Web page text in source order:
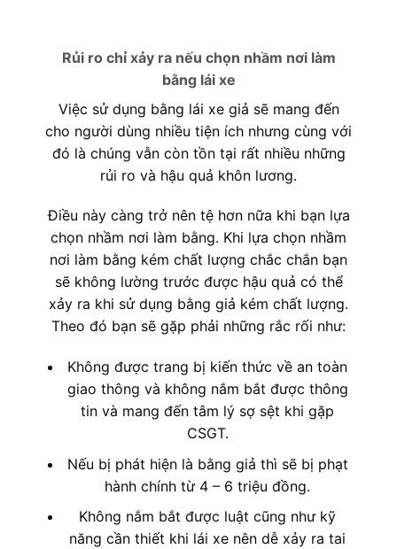
Rủi ro chỉ xảy ra nếu chọn nhầm nơi làm
bằng lái xe
Việc sử dụng bằng lái xe giả sẽ mang đến
cho người dùng nhiều tiện ích nhưng cùng với
đó là chúng vẫn còn tồn tại rất nhiều những
rủi ro và hậu quả khôn lương.
Điều này càng trở nên tệ hơn nữa khi bạn lựa
chọn nhầm nơi làm bằng. Khi lựa chọn nhầm
nơi làm bằng kém chất lượng chắc chắn bạn
sẽ không lường trước được hậu quả có thể
xảy ra khi sử dụng bằng giả kém chất lượng.
Theo đó bạn sẽ gặp phải những rắc rối như:
Không được trang bị kiến thức về an toàn
giao thông và không nắm bắt được thông
tin và mang đến tâm lý sợ sệt khi gặp
CSGT.
Nếu bị phát hiện là bằng giả thì sẽ bị phạt
hành chính từ 4 – 6 triệu đồng.
Không nắm bắt được luật cũng như kỹ
năng cần thiết khi lái xe nên dễ xảy ra tai